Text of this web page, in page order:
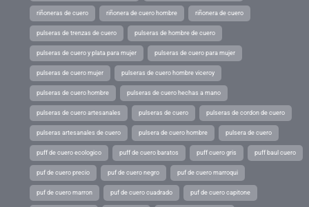
riñoneras de cuero riñonera de cuero hombre riñonera de cuero
pulseras de trenzas de cuero pulseras de hombre de cuero
pulseras de cuero y plata para mujer pulseras de cuero para mujer
pulseras de cuero mujer pulseras de cuero hombre viceroy
pulseras de cuero hombre pulseras de cuero hechas a mano
pulseras de cuero artesanales pulseras de cuero pulseras de cordon de cuero
pulseras artesanales de cuero pulsera de cuero hombre pulsera de cuero
puff de cuero ecologico puff de cuero baratos puff cuero gris puff baul cuero
puf de cuero precio puf de cuero negro puf de cuero marroqui
puf de cuero marron puf de cuero cuadrado puf de cuero capitone